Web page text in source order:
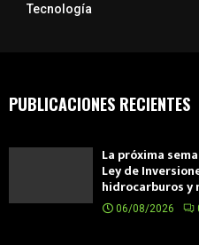
Tecnología
PUBLICACIONES RECIENTES
La próxima
Ley de
hidrocarburos y
06/08/2026